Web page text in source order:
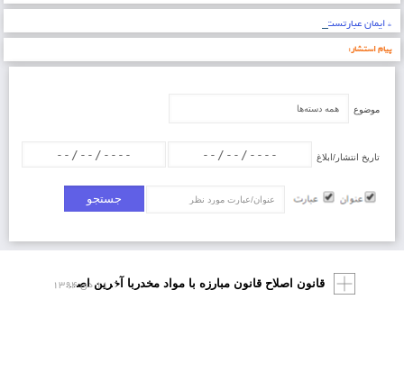
* ایمان عبارتست از شناخت قلبی اقرار کردن به زبان عمل کردن به اعضاء . پیامبر اکرم (ص)
پیام استشار:
موضوع
تاریخ انتشار/ابلاغ
۱۱ دی ۱۳۹۴ قانون اصلاح قانون مبارزه با مواد مخدربا آخرین اصلاحیه (مصوب ۱۳۸۹/۵/۹ مجمع تشخیص مصلحت نظام)